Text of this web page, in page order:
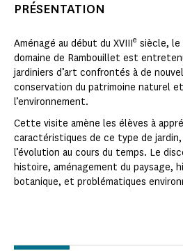
PRÉSENTATION
Aménagé au début du XVIIIe siècle, le
domaine de Rambouillet est
jardiniers d’art confrontés à de
conservation du patrimoine naturel
l’environnement.
Cette visite amène les élèves à
caractéristiques de ce type de
l’évolution au cours du temps. Le
histoire, aménagement du paysage,
botanique, et problématiques